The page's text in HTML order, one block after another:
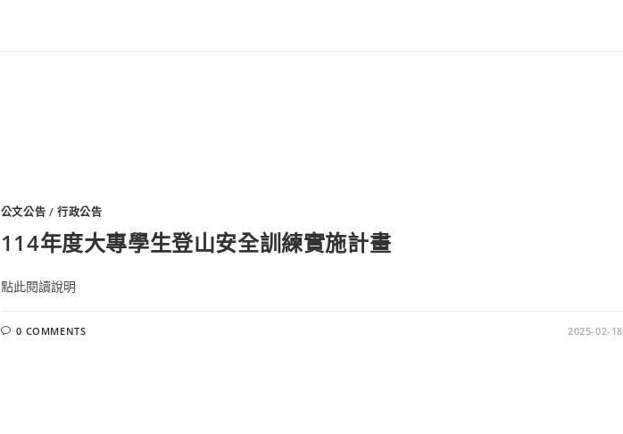
公文公告 /行政公告
114年度大專學生登山安全訓練實施計畫
點此閱讀說明
0 COMMENTS 2025-02-18